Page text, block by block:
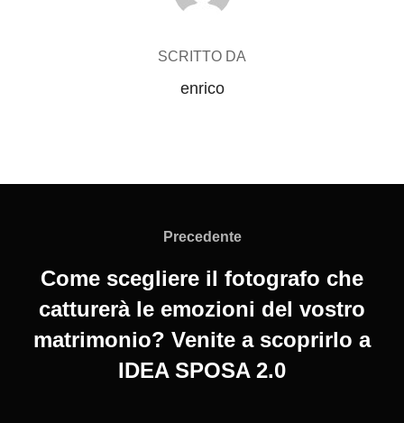
SCRITTO DA
enrico
Precedente
Precedente
Come scegliere il fotografo che
catturerà le emozioni del vostro
matrimonio? Venite a scoprirlo a
IDEA SPOSA 2.0